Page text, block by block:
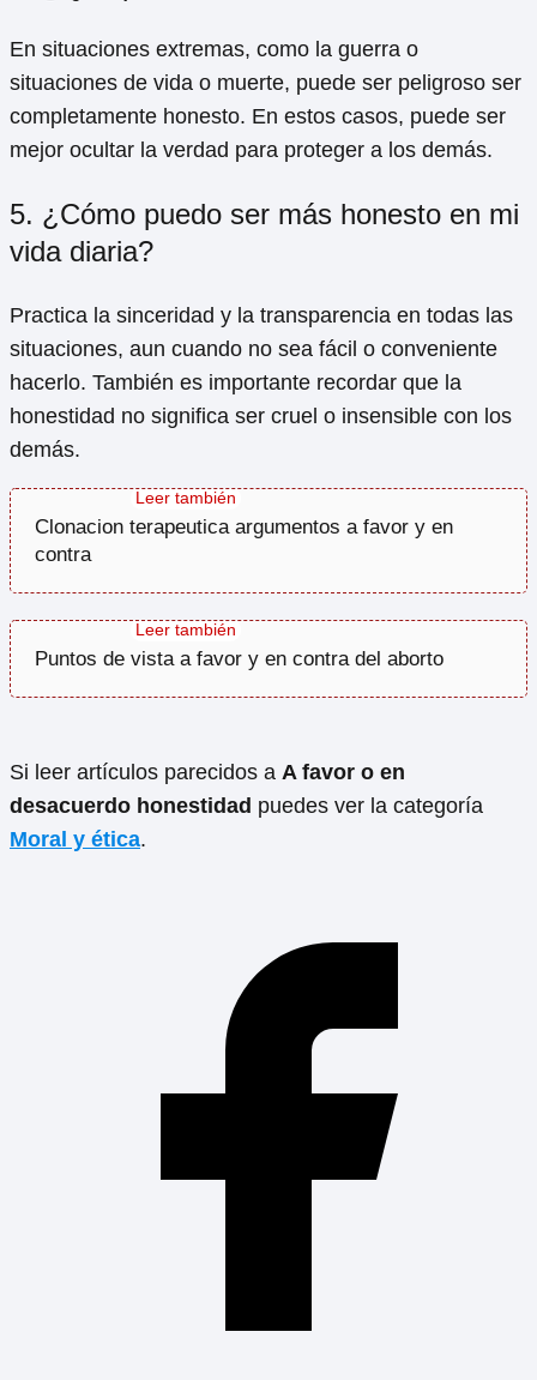
En situaciones extremas, como la guerra o
situaciones de vida o muerte, puede ser peligroso ser
completamente honesto. En estos casos, puede ser
mejor ocultar la verdad para proteger a los demás.
5. ¿Cómo puedo ser más honesto en mi
vida diaria?
Practica la sinceridad y la transparencia en todas las
situaciones, aun cuando no sea fácil o conveniente
hacerlo. También es importante recordar que la
honestidad no significa ser cruel o insensible con los
demás.
Clonacion terapeutica argumentos a favor y en
contra
Puntos de vista a favor y en contra del aborto
Si leer artículos parecidos a A favor o en
desacuerdo honestidad puedes ver la categoría
Moral y ética.